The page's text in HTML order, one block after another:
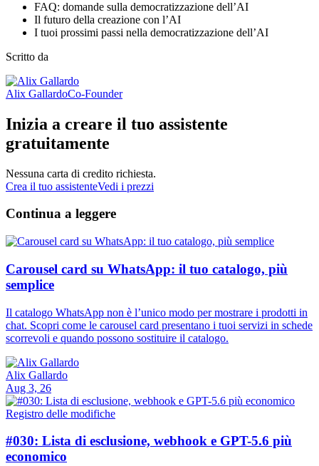
FAQ: domande sulla democratizzazione dell’AI
Il futuro della creazione con l’AI
I tuoi prossimi passi nella democratizzazione dell’AI
Scritto da
Alix GallardoCo-Founder
Inizia a creare il tuo assistente
gratuitamente
Nessuna carta di credito richiesta.
Crea il tuo assistenteVedi i prezzi
Continua a leggere
Carousel card su WhatsApp: il tuo catalogo, più
semplice
Il catalogo WhatsApp non è l’unico modo per mostrare i prodotti in
chat. Scopri come le carousel card presentano i tuoi servizi in schede
scorrevoli e quando possono sostituire il catalogo.
Alix Gallardo
Aug 3, 26
Registro delle modifiche
#030: Lista di esclusione, webhook e GPT-5.6 più
economico